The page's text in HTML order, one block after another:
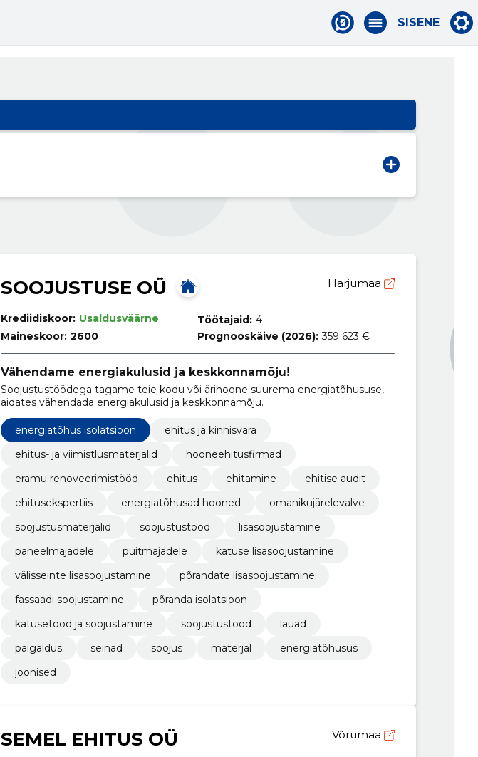
SISENE
SOOJUSTUSE OÜ Harjumaa
Krediidiskoor: Usaldusväärne
Maineskoor: 2600
Töötajaid: 4
Prognooskäive (2026): 359 623 €
Vähendame energiakulusid ja keskkonnamõju!
Soojustustöödega tagame teie kodu või ärihoone suurema energiatõhususe,
aidates vähendada energiakulusid ja keskkonnamõju.
energiatõhus isolatsioon
ehitus ja kinnisvara
ehitus- ja viimistlusmaterjalid
hooneehitusfirmad
eramu renoveerimistööd
ehitus ehitamine
ehitise audit
ehitusekspertiis
energiatõhusad hooned
omanikujärelevalve
soojustusmaterjalid
soojustustööd
lisasoojustamine
paneelmajadele
puitmajadele
katuse lisasoojustamine
välisseinte lisasoojustamine
põrandate lisasoojustamine
fassaadi soojustamine
põranda isolatsioon
katusetööd ja soojustamine
soojustustööd
lauad
paigaldus
seinad soojus materjal
energiatõhusus
joonised
SEMEL EHITUS OÜ Võrumaa